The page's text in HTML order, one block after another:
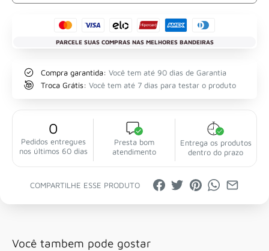
PARCELE SUAS COMPRAS NAS MELHORES BANDEIRAS
Compra garantida: Você tem até 90 dias de Garantia
Troca Grátis: Você tem até 7 dias para testar o produto
0
Pedidos entregues
nos últimos 60 dias
Presta bom
atendimento
Entrega os produtos
dentro do prazo
COMPARTILHE ESSE PRODUTO
Você tambem pode gostar